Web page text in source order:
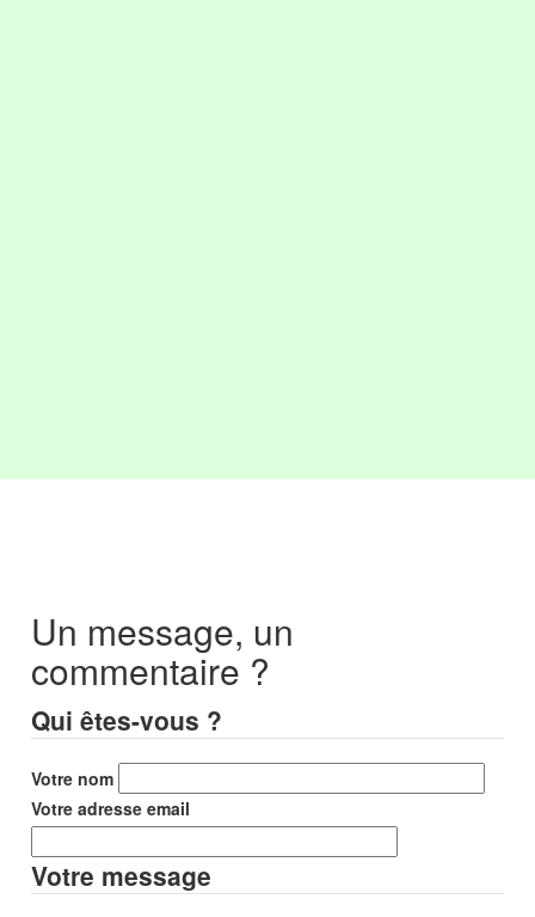
Un message, un
commentaire ?
Qui êtes-vous ?
Votre nom
Votre adresse email
Votre message